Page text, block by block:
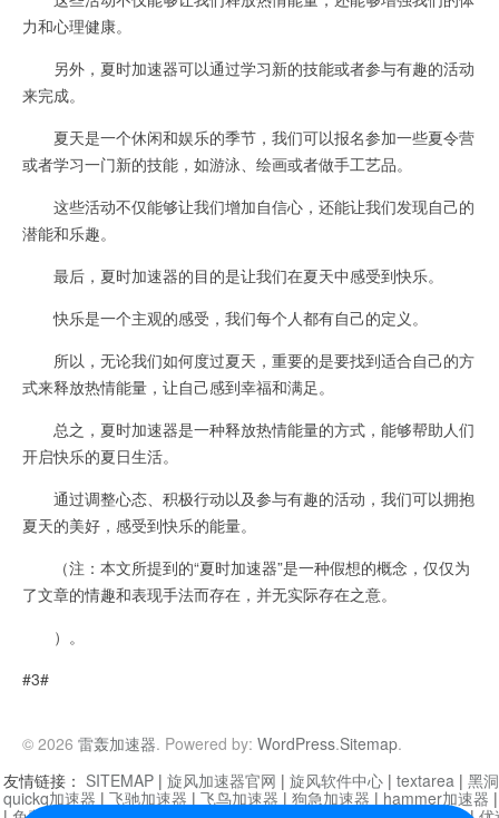
力和心理健康。
另外，夏时加速器可以通过学习新的技能或者参与有趣的活动
来完成。
夏天是一个休闲和娱乐的季节，我们可以报名参加一些夏令营
或者学习一门新的技能，如游泳、绘画或者做手工艺品。
这些活动不仅能够让我们增加自信心，还能让我们发现自己的
潜能和乐趣。
最后，夏时加速器的目的是让我们在夏天中感受到快乐。
快乐是一个主观的感受，我们每个人都有自己的定义。
所以，无论我们如何度过夏天，重要的是要找到适合自己的方
式来释放热情能量，让自己感到幸福和满足。
总之，夏时加速器是一种释放热情能量的方式，能够帮助人们
开启快乐的夏日生活。
通过调整心态、积极行动以及参与有趣的活动，我们可以拥抱
夏天的美好，感受到快乐的能量。
（注：本文所提到的“夏时加速器”是一种假想的概念，仅仅为
了文章的情趣和表现手法而存在，并无实际存在之意。
）。
#3#
© 2026 雷轰加速器. Powered by: WordPress.Sitemap.
友情链接： SITEMAP | 旋风加速器官网 | 旋风软件中心 | textarea | 黑
quickq加速器 | 飞驰加速器 | 飞鸟加速器 | 狗急加速器 | hammer加速器